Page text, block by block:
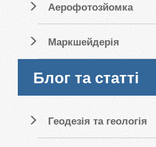
Аерофотозйомка
Маркшейдерія
Блог та статті
Геодезія та геологія